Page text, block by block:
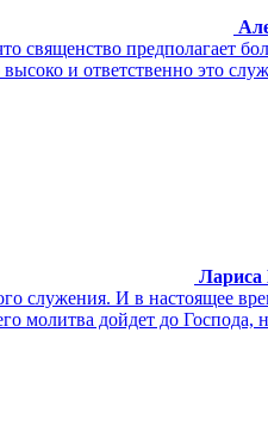
священство предполагает
и ответственно это
служения. И в настоящее
молитва дойдет до